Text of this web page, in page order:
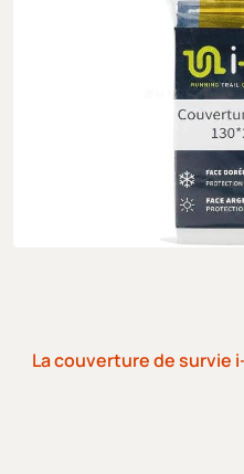
La couverture de survie